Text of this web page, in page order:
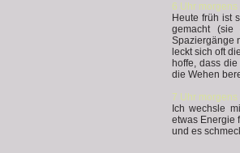
6 Uhr morgens
Heute früh ist
gemacht
Spaziergänge
leckt sich oft
hoffe, dass
die Wehen
7 Uhr morgens
Ich wechsle
etwas Energie
und es